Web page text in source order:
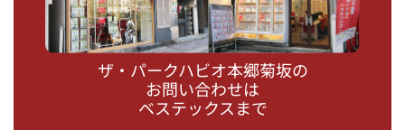
ザ・パークハビオ本郷菊坂の
お問い合わせは
ベステックスまで